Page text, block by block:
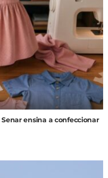
ensina a confeccionar